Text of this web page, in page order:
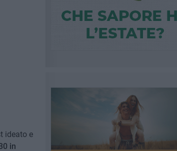
ideato e
in